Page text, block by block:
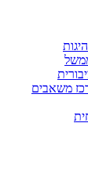
משאבים